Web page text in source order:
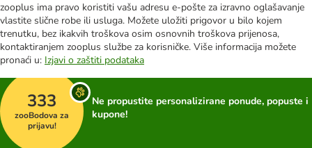
zooplus ima pravo koristiti vašu adresu e-pošte za izravno oglašavanje
vlastite slične robe ili usluga. Možete uložiti prigovor u bilo kojem
trenutku, bez ikakvih troškova osim osnovnih troškova prijenosa,
kontaktiranjem zooplus službe za korisničke. Više informacija možete
pronaći u: Izjavi o zaštiti podataka
333
zooBodova za
prijavu!
Ne propustite personalizirane ponude, popuste i
kupone!